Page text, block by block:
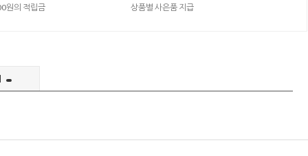
원의 적립금
상품별 사은품 지급